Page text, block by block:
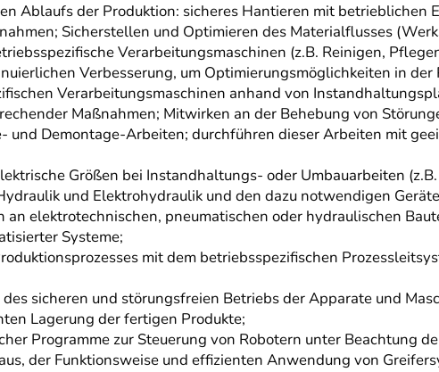
Ablaufs der Produktion: sicheres Hantieren mit betrieblichen
Sicherstellen und Optimieren des Materialflusses
Verarbeitungsmaschinen (z.B. Reinigen,
Verbesserung, um Optimierungsmöglichkeiten in der
Verarbeitungsmaschinen anhand von
Maßnahmen; Mitwirken an der Behebung von
und Demontage-Arbeiten; durchführen dieser Arbeiten mit
Größen bei Instandhaltungs- oder Umbauarbeiten
und Elektrohydraulik und den dazu notwendigen
elektrotechnischen, pneumatischen oder hydraulischen
Systeme;
mit dem betriebsspezifischen
sicheren und störungsfreien Betriebs der Apparate und
Lagerung der fertigen Produkte;
Programme zur Steuerung von Robotern unter Beachtung
der Funktionsweise und effizienten Anwendung von